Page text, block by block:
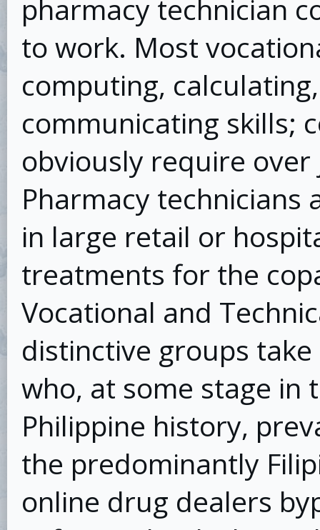
pharmacy technician
to work. Most
computing,
communicating skills;
obviously require
Pharmacy
in large retail or
treatments for the
Vocational and
distinctive groups
who, at some stage in
Philippine history,
the predominantly
online drug dealers